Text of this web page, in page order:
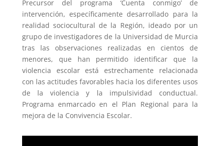
Precursor del programa ‘Cuenta conmigo’ de
intervención, específicamente desarrollado para la
realidad sociocultural de la Región, ideado por un
grupo de investigadores de la Universidad de Murcia
tras las observaciones realizadas en cientos de
menores, que han permitido identificar que la
violencia escolar está estrechamente relacionada
con las actitudes favorables hacia los diferentes usos
de la violencia y la impulsividad conductual.
Programa enmarcado en el Plan Regional para la
mejora de la Convivencia Escolar.